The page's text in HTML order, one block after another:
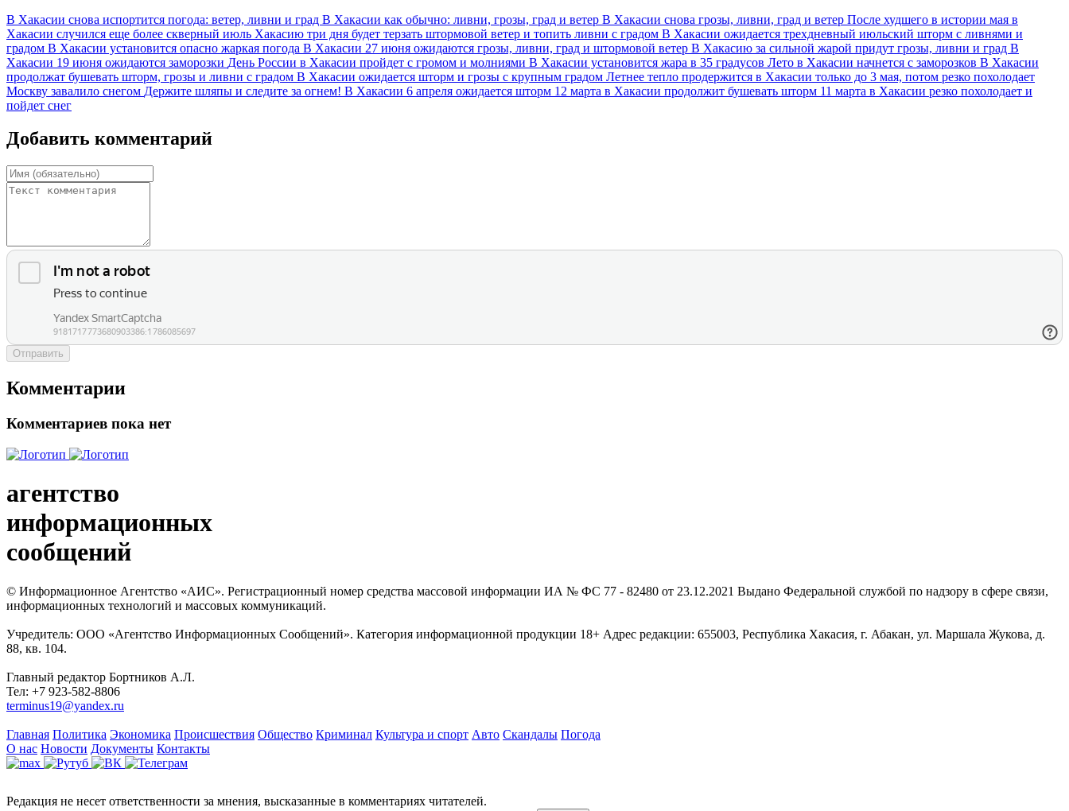
В Хакасии снова испортится погода: ветер, ливни и град В Хакасии как обычно: ливни, грозы, град и ветер В Хакасии снова грозы, ливни, град и ветер После худшего в истории мая в
Хакасии случился еще более скверный июль Хакасию три дня будет терзать штормовой ветер и топить ливни с градом В Хакасии ожидается трехдневный июльский шторм с ливнями и
градом В Хакасии установится опасно жаркая погода В Хакасии 27 июня ожидаются грозы, ливни, град и штормовой ветер В Хакасию за сильной жарой придут грозы, ливни и град В
Хакасии 19 июня ожидаются заморозки День России в Хакасии пройдет с громом и молниями В Хакасии установится жара в 35 градусов Лето в Хакасии начнется с заморозков В Хакасии
продолжат бушевать шторм, грозы и ливни с градом В Хакасии ожидается шторм и грозы с крупным градом Летнее тепло продержится в Хакасии только до 3 мая, потом резко похолодает
Москву завалило снегом Держите шляпы и следите за огнем! В Хакасии 6 апреля ожидается шторм 12 марта в Хакасии продолжит бушевать шторм 11 марта в Хакасии резко похолодает и
пойдет снег
Добавить комментарий
Отправить
Комментарии
Комментариев пока нет
агентство
информационных
сообщений
© Информационное Агентство «АИС». Регистрационный номер средства массовой информации ИА № ФС 77 - 82480 от 23.12.2021 Выдано Федеральной службой по надзору в сфере связи,
информационных технологий и массовых коммуникаций.
Учредитель: ООО «Агентство Информационных Сообщений». Категория информационной продукции 18+ Адрес редакции: 655003, Республика Хакасия, г. Абакан, ул. Маршала Жукова, д.
88, кв. 104.
Главный редактор Бортников А.Л.
Тел: +7 923-582-8806
terminus19@yandex.ru
Главная Политика Экономика Происшествия Общество Криминал Культура и спорт Авто Скандалы Погода
О нас Новости Документы Контакты
Редакция не несет ответственности за мнения, высказанные в комментариях читателей.